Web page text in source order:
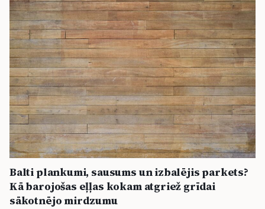
Balti plankumi, sausums un izbalējis parkets?
Kā barojošas eļļas kokam atgriež grīdai
sākotnējo mirdzumu